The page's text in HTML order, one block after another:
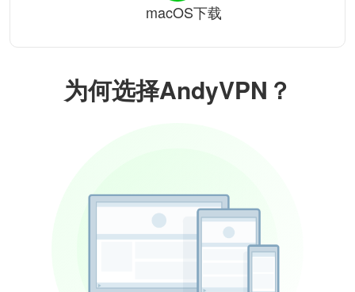
为何选择AndyVPN？
macOS下载